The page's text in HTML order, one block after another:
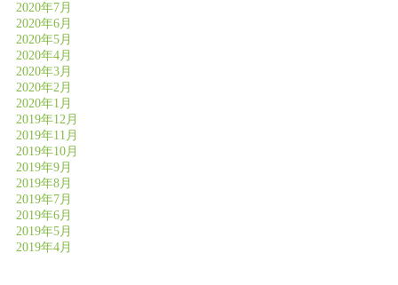
2020年7月
2020年6月
2020年5月
2020年4月
2020年3月
2020年2月
2020年1月
2019年12月
2019年11月
2019年10月
2019年9月
2019年8月
2019年7月
2019年6月
2019年5月
2019年4月